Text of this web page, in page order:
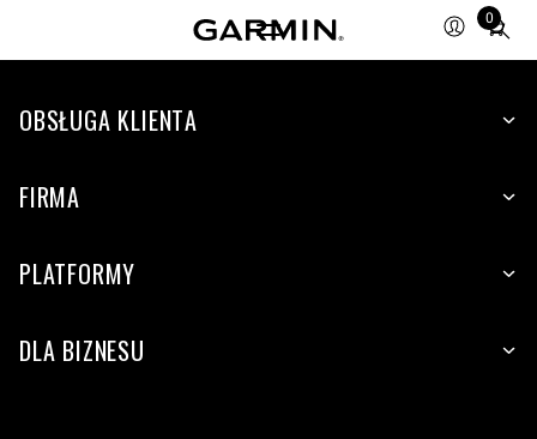
0
Total
items
cart:
OBSŁUGA KLIENTA
FIRMA
PLATFORMY
DLA BIZNESU